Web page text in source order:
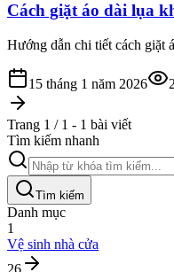
Cách giặt áo dài lụa
Hướng dẫn chi tiết cách giặt
15 tháng 1 năm 2026
Trang 1 / 1 - 1 bài viết
Tìm kiếm nhanh
Tìm kiếm
Danh mục
1
Vệ sinh nhà cửa